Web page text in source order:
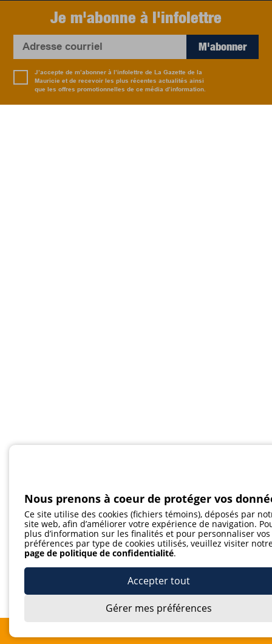
Je m'abonne à l'infolettre
M'abonner
J’accepte de m’abonner à l’infolettre de La Gazette de la
Mauricie et de recevoir les plus récentes actualités ainsi
que les offres promotionnelles de ce média d’information.
Nous prenons à coeur de protéger vos
Ce site utilise des cookies (fichiers témoins), déposés par
site web, afin d’améliorer votre expérience de navigation.
plus d’information sur les finalités et pour personnaliser vos
préférences par type de cookies utilisés, veuillez visiter
page de politique de confidentialité.
Accepter tout
Gérer mes préférences